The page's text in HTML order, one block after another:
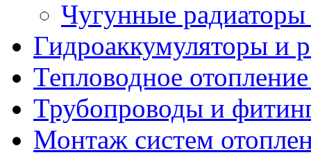
Чугунные
Гидроаккумуляторы и
Тепловодное
Трубопроводы и
Монтаж систем